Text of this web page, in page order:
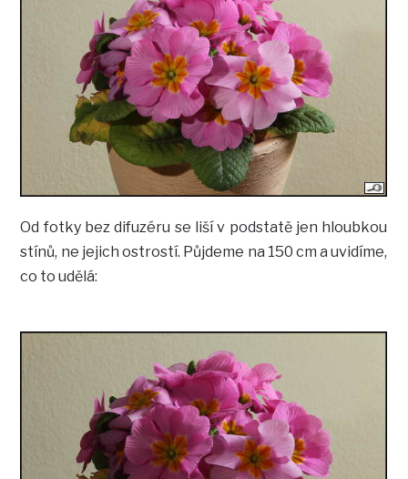
Od fotky bez difuzéru se liší v podstatě jen hloubkou
stínů, ne jejich ostrostí. Půjdeme na 150 cm a uvidíme,
co to udělá: